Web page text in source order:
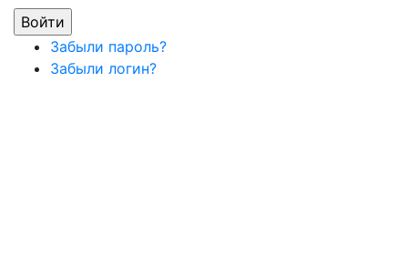
Забыли пароль?
Забыли логин?